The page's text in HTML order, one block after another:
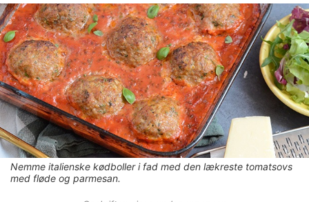
Nemme italienske kødboller i fad med den lækreste tomatsovs
med fløde og parmesan.